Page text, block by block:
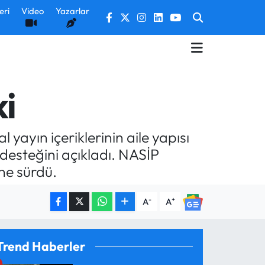
Video Yazarlar
içeriklerinin aile yapısı
açıkladı. NASİP
sürdü.
A- A+
Haberler